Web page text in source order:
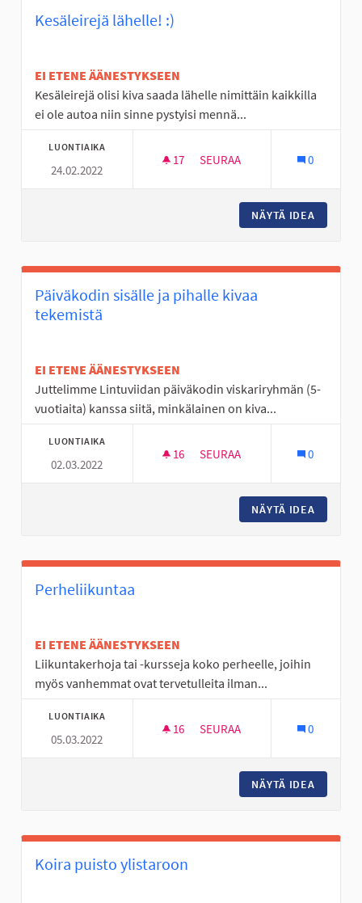
Kesäleirejä lähelle! :)
EI ETENE ÄÄNESTYKSEEN
Kesäleirejä olisi kiva saada lähelle nimittäin kaikkilla
ei ole autoa niin sinne pystyisi mennä...
LUONTIAIKA
24.02.2022
17 17 SEURAAJAA
SEURAA 0
NÄYTÄ IDEA
Päiväkodin sisälle ja pihalle kivaa
tekemistä
EI ETENE ÄÄNESTYKSEEN
Juttelimme Lintuviidan päiväkodin viskariryhmän (5-
vuotiaita) kanssa siitä, minkälainen on kiva...
LUONTIAIKA
02.03.2022
16 16 SEURAAJAA
SEURAA 0
NÄYTÄ IDEA
Perheliikuntaa
EI ETENE ÄÄNESTYKSEEN
Liikuntakerhoja tai -kursseja koko perheelle, joihin
myös vanhemmat ovat tervetulleita ilman...
LUONTIAIKA
05.03.2022
16 16 SEURAAJAA
SEURAA 0
NÄYTÄ IDEA
Koira puisto ylistaroon